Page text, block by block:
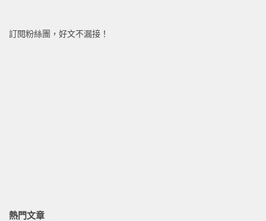
訂閱粉絲團，好文不漏接！
熱門文章